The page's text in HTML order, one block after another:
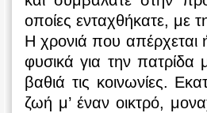
οποίες ενταχθήκατε, με
Η χρονιά που απέρχεται
φυσικά για την
βαθιά τις κοινωνίες.
ζωή μ’ έναν οικτρό,